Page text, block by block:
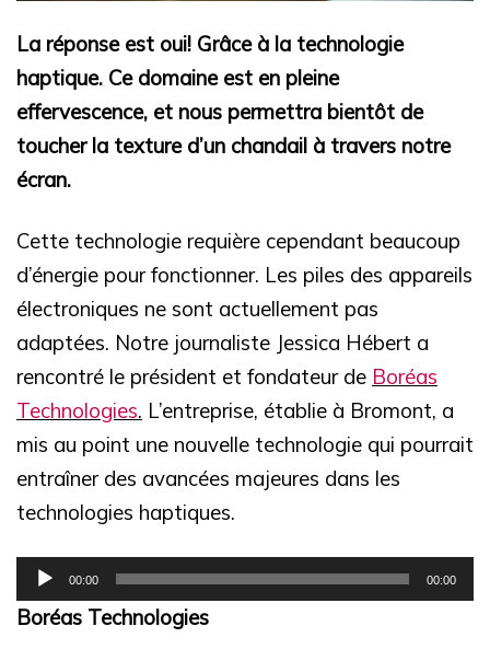
La réponse est oui! Grâce à la technologie
haptique. Ce domaine est en pleine
effervescence, et nous permettra bientôt de
toucher la texture d’un chandail à travers notre
écran.
Cette technologie requière cependant beaucoup
d’énergie pour fonctionner. Les piles des appareils
électroniques ne sont actuellement pas
adaptées. Notre journaliste Jessica Hébert a
rencontré le président et fondateur de Boréas
Technologies. L’entreprise, établie à Bromont, a
mis au point une nouvelle technologie qui pourrait
entraîner des avancées majeures dans les
technologies haptiques.
Lecteur
audio
00:00 00:00
Boréas Technologies